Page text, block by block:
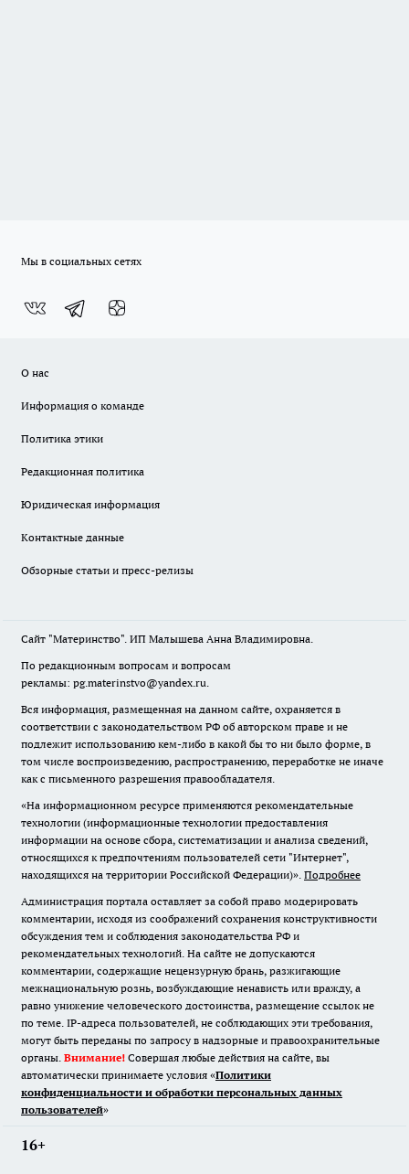
Мы в социальных сетях
О нас
Информация о команде
Политика этики
Редакционная политика
Юридическая информация
Контактные данные
Обзорные статьи и пресс-релизы
Сайт "Материнство". ИП Малышева Анна Владимировна.
По редакционным вопросам и вопросам
рекламы: pg.materinstvo@yandex.ru.
Вся информация, размещенная на данном сайте, охраняется в
соответствии с законодательством РФ об авторском праве и не
подлежит использованию кем-либо в какой бы то ни было форме, в
том числе воспроизведению, распространению, переработке не иначе
как с письменного разрешения правообладателя.
«На информационном ресурсе применяются рекомендательные
технологии (информационные технологии предоставления
информации на основе сбора, систематизации и анализа сведений,
относящихся к предпочтениям пользователей сети "Интернет",
находящихся на территории Российской Федерации)». Подробнее
Администрация портала оставляет за собой право модерировать
комментарии, исходя из соображений сохранения конструктивности
обсуждения тем и соблюдения законодательства РФ и
рекомендательных технологий. На сайте не допускаются
комментарии, содержащие нецензурную брань, разжигающие
межнациональную рознь, возбуждающие ненависть или вражду, а
равно унижение человеческого достоинства, размещение ссылок не
по теме. IP-адреса пользователей, не соблюдающих эти требования,
могут быть переданы по запросу в надзорные и правоохранительные
органы. Внимание! Совершая любые действия на сайте, вы
автоматически принимаете условия «Политики
конфиденциальности и обработки персональных данных
пользователей»
16+